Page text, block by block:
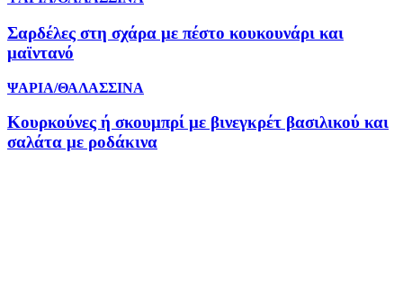
Σαρδέλες στη σχάρα με πέστο κουκουνάρι και
μαϊντανό
ΨΑΡΙΑ/ΘΑΛΑΣΣΙΝΑ
Κουρκούνες ή σκουμπρί με βινεγκρέτ βασιλικού και
σαλάτα με ροδάκινα